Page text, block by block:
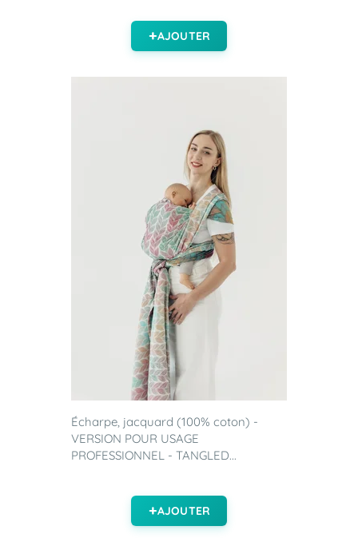
AJOUTER
Écharpe, jacquard (100% coton) -
VERSION POUR USAGE
PROFESSIONNEL - TANGLED...
AJOUTER